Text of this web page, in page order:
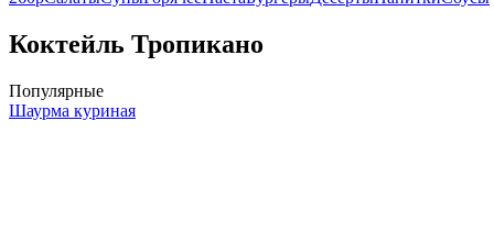
Коктейль Тропикано
Популярные
Шаурма куриная